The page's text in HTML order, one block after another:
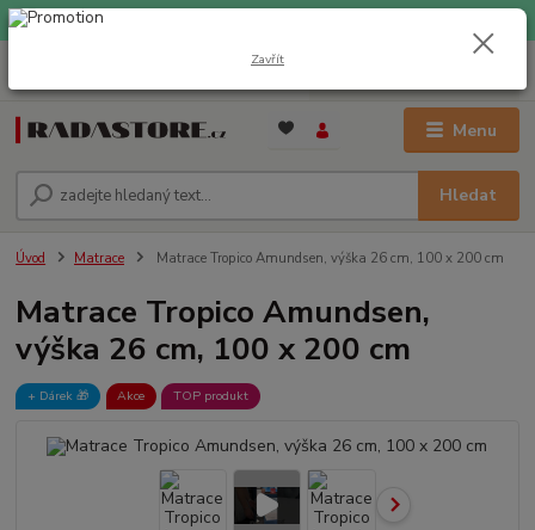
EXPRESNÍ DOPRAVA ZDARMA při nákupu nad 1000 Kč
Menu
Hledat
Úvod Matrace Matrace Tropico Amundsen, výška 26 cm, 100 x 200 cm
Matrace Tropico Amundsen,
výška 26 cm, 100 x 200 cm
+ Dárek️ 🎁 Akce TOP produkt
Zavřít